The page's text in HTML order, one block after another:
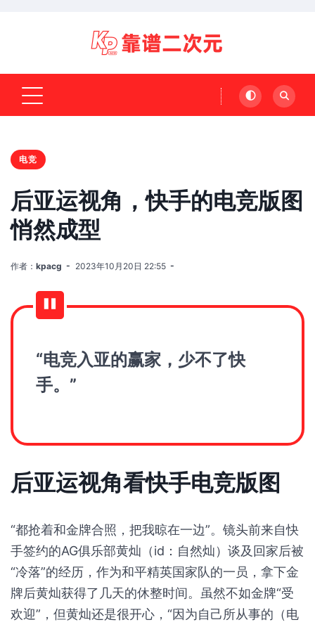
电竞
后亚运视角，快手的电竞版图
悄然成型
作者： kpacg 2023年10月20日 22:55
“电竞入亚的赢家，少不了快
手。”
后亚运视角看快手电竞版图
“都抢着和金牌合照，把我晾在一边”。镜头前来自快
手签约的AG俱乐部黄灿（id：自然灿）谈及回家后被
“冷落”的经历，作为和平精英国家队的一员，拿下金
牌后黄灿获得了几天的休整时间。虽然不如金牌“受
欢迎”，但黄灿还是很开心，“因为自己所从事的（电